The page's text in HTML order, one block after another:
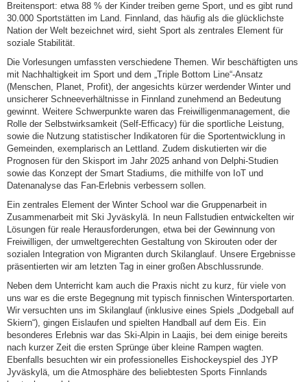
Breitensport: etwa 88 % der Kinder treiben gerne Sport, und es gibt rund
30.000 Sportstätten im Land. Finnland, das häufig als die glücklichste
Nation der Welt bezeichnet wird, sieht Sport als zentrales Element für
soziale Stabilität.
Die Vorlesungen umfassten verschiedene Themen. Wir beschäftigten uns
mit Nachhaltigkeit im Sport und dem „Triple Bottom Line“-Ansatz
(Menschen, Planet, Profit), der angesichts kürzer werdender Winter und
unsicherer Schneeverhältnisse in Finnland zunehmend an Bedeutung
gewinnt. Weitere Schwerpunkte waren das Freiwilligenmanagement, die
Rolle der Selbstwirksamkeit (Self-Efficacy) für die sportliche Leistung,
sowie die Nutzung statistischer Indikatoren für die Sportentwicklung in
Gemeinden, exemplarisch an Lettland. Zudem diskutierten wir die
Prognosen für den Skisport im Jahr 2025 anhand von Delphi-Studien
sowie das Konzept der Smart Stadiums, die mithilfe von IoT und
Datenanalyse das Fan-Erlebnis verbessern sollen.
Ein zentrales Element der Winter School war die Gruppenarbeit in
Zusammenarbeit mit Ski Jyväskylä. In neun Fallstudien entwickelten wir
Lösungen für reale Herausforderungen, etwa bei der Gewinnung von
Freiwilligen, der umweltgerechten Gestaltung von Skirouten oder der
sozialen Integration von Migranten durch Skilanglauf. Unsere Ergebnisse
präsentierten wir am letzten Tag in einer großen Abschlussrunde.
Neben dem Unterricht kam auch die Praxis nicht zu kurz, für viele von
uns war es die erste Begegnung mit typisch finnischen Wintersportarten.
Wir versuchten uns im Skilanglauf (inklusive eines Spiels „Dodgeball auf
Skiern“), gingen Eislaufen und spielten Handball auf dem Eis. Ein
besonderes Erlebnis war das Ski-Alpin in Laajis, bei dem einige bereits
nach kurzer Zeit die ersten Sprünge über kleine Rampen wagten.
Ebenfalls besuchten wir ein professionelles Eishockeyspiel des JYP
Jyväskylä, um die Atmosphäre des beliebtesten Sports Finnlands